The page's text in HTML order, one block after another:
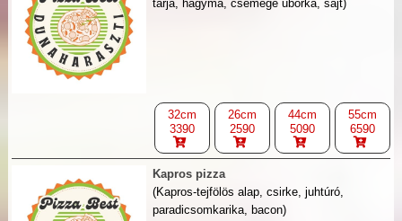
tarja, hagyma, csemege uborka, sajt)
32cm
3390
26cm
2590
44cm
5090
55cm
6590
Kapros pizza
(Kapros-tejfölös alap, csirke, juhtúró,
paradicsomkarika, bacon)